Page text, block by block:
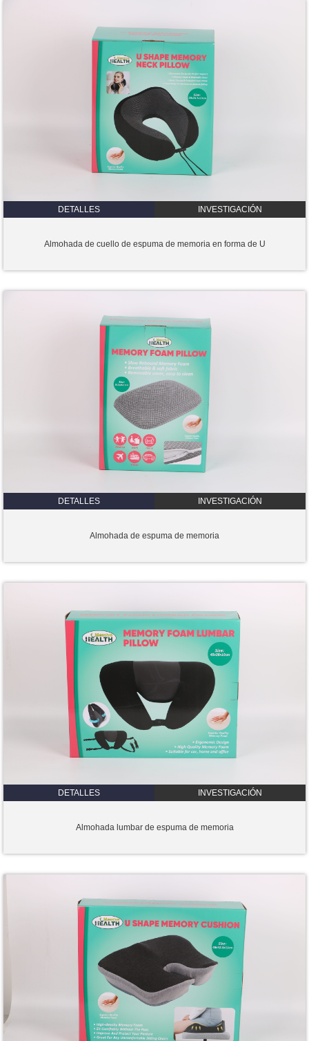
DETALLES INVESTIGACIÓN
Almohada de cuello de espuma de memoria en forma de U
DETALLES INVESTIGACIÓN
Almohada de espuma de memoria
DETALLES INVESTIGACIÓN
Almohada lumbar de espuma de memoria